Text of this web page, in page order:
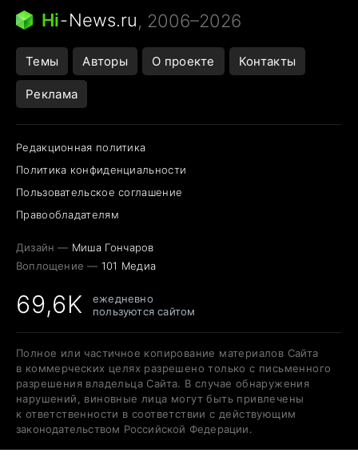
Следующая пандемия
Hi-News.ru, 2006–2026
Темы Авторы О проекте Контакты
Реклама
Редакционная политика
Политика конфиденциальности
Пользовательское соглашение
Правообладателям
Дизайн — Миша Гончаров
Воплощение — 101 Медиа
69,6K
ежедневно
пользуются сайтом
Полное или частичное копирование материалов Сайта
в коммерческих целях разрешено только с письменного
разрешения владельца Сайта. В случае обнаружения
нарушений, виновные лица могут быть привлечены
к ответственности в соответствии с действующим
законодательством Российской Федерации.